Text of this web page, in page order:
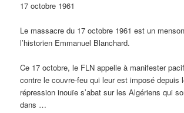
17 octobre 1961
Le massacre du 17 octobre 1961 est un
l’historien Emmanuel Blanchard.
Ce 17 octobre, le FLN appelle à manifester
contre le couvre-feu qui leur est imposé depuis
répression inouïe s’abat sur les Algériens qui
dans …